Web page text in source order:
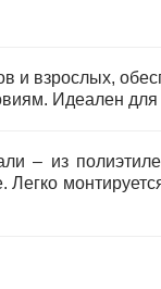
и взрослых,
Идеален
– из